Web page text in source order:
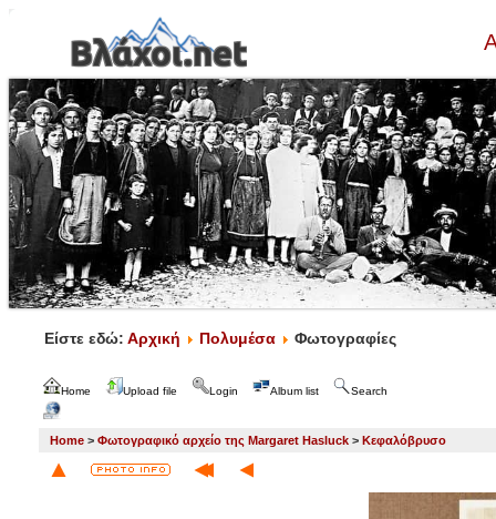
Είστε εδώ: Αρχική Πολυμέσα Φωτογραφίες
Home Upload file Login Album list Search
Home > Φωτογραφικό αρχείο της Margaret Hasluck > Κεφαλόβρυσο